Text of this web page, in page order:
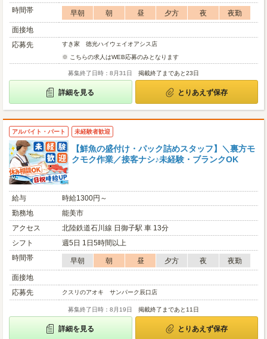
時間帯
早朝 朝 昼 夕方 夜
夜勤
面接地
応募先
すき家 徳光ハイウェイオアシス店
※ こちらの求人はWEB応募のみとなります
募集終了日時：8月31日 掲載終了まであと23日
詳細を見る とりあえず保存
アルバイト・パート 未経験者歓迎
【鮮魚の盛付け・パック詰めスタッフ】＼裏方モ
クモク作業／接客ナシ♪未経験・ブランクOK
給与
時給1300円～
勤務地
能美市
アクセス
北陸鉄道石川線 日御子駅 車 13分
シフト
週5日 1日5時間以上
時間帯
早朝 朝 昼 夕方 夜
夜勤
面接地
応募先
クスリのアオキ サンパーク辰口店
募集終了日時：8月19日 掲載終了まであと11日
詳細を見る とりあえず保存